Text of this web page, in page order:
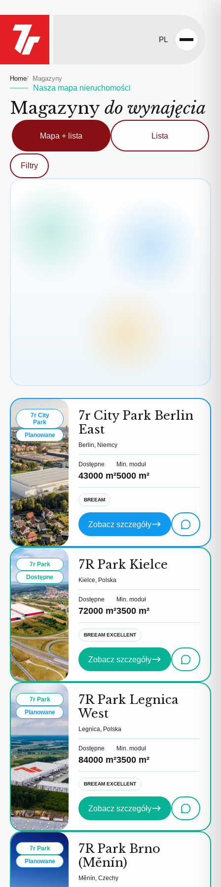
PL
Open
Home Magazyny
Nasza mapa nieruchomości
Magazyny do wynajęcia
Mapa + lista Lista
Filtry
7r City
Park
Planowane
7r City Park Berlin
East
Berlin, Niemcy
Dostępne
43000 m²
Min. moduł
5000 m²
BREEAM
Zobacz szczegóły
7r Park
Dostępne
7R Park Kielce
Kielce, Polska
Dostępne
72000 m²
Min. moduł
3500 m²
BREEAM EXCELLENT
Zobacz szczegóły
7r Park
Planowane
7R Park Legnica
West
Legnica, Polska
Dostępne
84000 m²
Min. moduł
3500 m²
BREEAM EXCELLENT
Zobacz szczegóły
7r Park
Planowane
7R Park Brno
(Měnín)
Měnín, Czechy